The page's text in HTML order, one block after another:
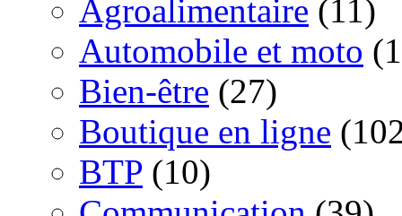
Agroalimentaire (11)
Automobile et moto
Bien-être (27)
Boutique en ligne
BTP (10)